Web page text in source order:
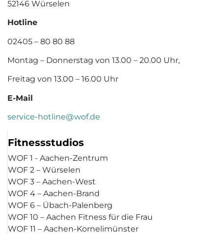
52146 Würselen
Hotline
02405 – 80 80 88
Montag – Donnerstag von 13.00 – 20.00 Uhr,
Freitag von 13.00 – 16.00 Uhr
E-Mail
service-hotline@wof.de
Fitnessstudios
WOF 1 - Aachen-Zentrum
WOF 2 – Würselen
WOF 3 – Aachen-West
WOF 4 – Aachen-Brand
WOF 6 – Übach-Palenberg
WOF 10 – Aachen Fitness für die Frau
WOF 11 – Aachen-Kornelimünster